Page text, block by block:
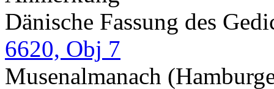
Dänische Fassung des
6620, Obj 7
Musenalmanach